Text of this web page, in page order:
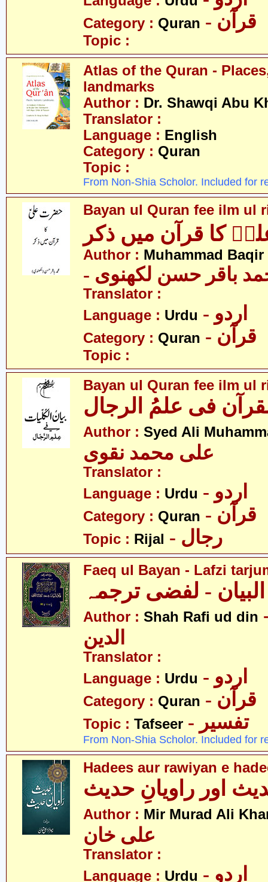
Category : Quran - قرآن
Topic :
Atlas of the Quran -
landmarks
Author : Dr. Shawqi Abu
Translator :
Language : English
Category : Quran
Topic :
From Non-Shia Scholor. Included for
Bayan ul Quran fee ilm ul
کا قرآن میں ذکر
Author : Muhammad
باقر حسن لکھنوی
Translator :
Language : Urdu - اردو
Category : Quran - قرآن
Topic :
Bayan ul Quran fee ilm ul
فی علمُ الرجال
Author : Syed Ali
علی محمد نقوی
Translator :
Language : Urdu - اردو
Category : Quran - قرآن
Topic : Rijal - رجال
Faeq ul Bayan - Lafzi
- لفضی ترجمہ
Author : Shah Rafi ud din
الدین
Translator :
Language : Urdu - اردو
Category : Quran - قرآن
Topic : Tafseer - تفسیر
From Non-Shia Scholor. Included for
Hadees aur rawiyan e
اور راویانِ حدیث
Author : Mir Murad Ali
علی خان
Translator :
Language : Urdu - اردو